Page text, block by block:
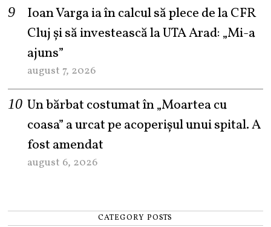
Ioan Varga ia în calcul să plece de la CFR
Cluj și să investească la UTA Arad: „Mi-a
ajuns”
august 7, 2026
Un bărbat costumat în „Moartea cu
coasa” a urcat pe acoperișul unui spital. A
fost amendat
august 6, 2026
CATEGORY POSTS